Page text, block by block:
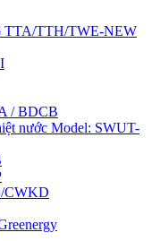
TTA/TTH/TWE-NEW
/ BDCB
nước Model: SWUT-
CWKD